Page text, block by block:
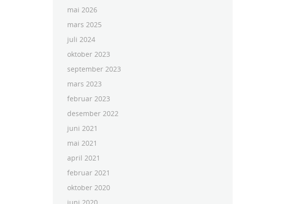
mai 2026
mars 2025
juli 2024
oktober 2023
september 2023
mars 2023
februar 2023
desember 2022
juni 2021
mai 2021
april 2021
februar 2021
oktober 2020